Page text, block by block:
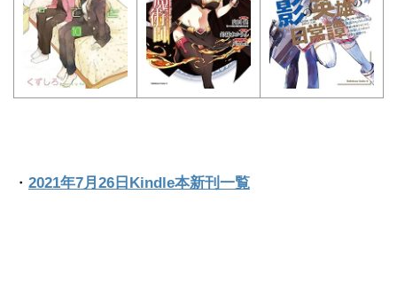
・ 2021年7月26日Kindle本新刊一覧